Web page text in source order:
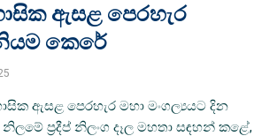
ඇසළ පෙරහැර
කෙරේ
ඇසළ පෙරහැර මහා මංගල්‍යයට දින
ප්‍රදීප් නිලංග දෑල මහතා සඳහන් කළේ,